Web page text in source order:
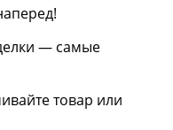
— самые
товар или